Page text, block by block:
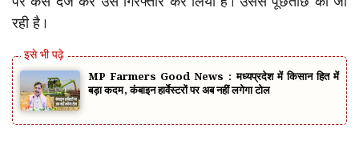
रही है।
MP Farmers Good News : मध्यप्रदेश में किसान हित में
बड़ा कदम, कंबाइन हार्वेस्टरों पर अब नहीं लगेगा टोल